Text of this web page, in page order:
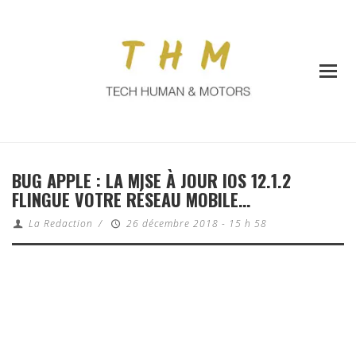
BUG APPLE : LA MISE À JOUR IOS 12.1.2
FLINGUE VOTRE RÉSEAU MOBILE…
La Redaction / 26 décembre 2018 - 15 h 58